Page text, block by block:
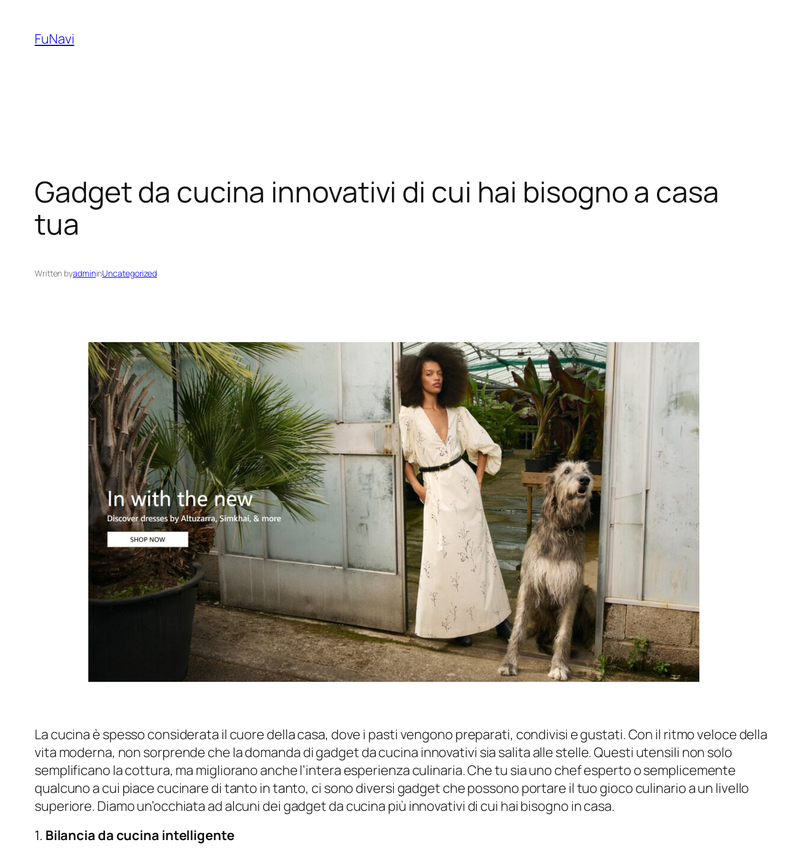
content
FuNavi
Gadget da cucina innovativi di cui hai bisogno a casa
tua
Written byadmininUncategorized
La cucina è spesso considerata il cuore della casa, dove i pasti vengono preparati, condivisi e gustati. Con il ritmo veloce della
vita moderna, non sorprende che la domanda di gadget da cucina innovativi sia salita alle stelle. Questi utensili non solo
semplificano la cottura, ma migliorano anche l’intera esperienza culinaria. Che tu sia uno chef esperto o semplicemente
qualcuno a cui piace cucinare di tanto in tanto, ci sono diversi gadget che possono portare il tuo gioco culinario a un livello
superiore. Diamo un’occhiata ad alcuni dei gadget da cucina più innovativi di cui hai bisogno in casa.
1. Bilancia da cucina intelligente